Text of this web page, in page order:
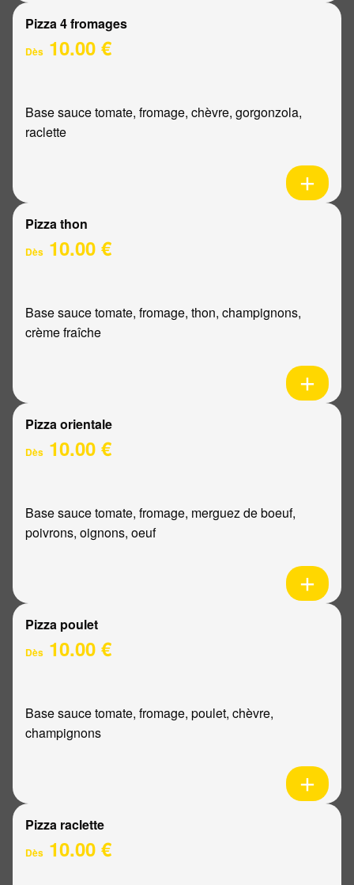
Pizza 4 fromages
Dès 10.00 €
Base sauce tomate, fromage, chèvre, gorgonzola,
raclette
Pizza thon
Dès 10.00 €
Base sauce tomate, fromage, thon, champignons,
crème fraîche
Pizza orientale
Dès 10.00 €
Base sauce tomate, fromage, merguez de boeuf,
poivrons, oignons, oeuf
Pizza poulet
Dès 10.00 €
Base sauce tomate, fromage, poulet, chèvre,
champignons
Pizza raclette
Dès 10.00 €